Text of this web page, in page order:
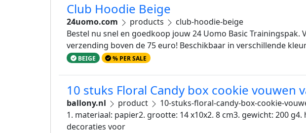
Club Hoodie Beige
24uomo.com products
club-hoodie-beige
Bestel nu snel en goedkoop jouw 24 Uomo Basic
verzending boven de 75 euro! Beschikbaar in verschillende
BEIGE % PER SALE
10 stuks Floral Candy box cookie vouwen
ballony.nl product
10-stuks-floral-candy-box-cookie-
1. materiaal: papier2. grootte: 14 x10x2. 8 cm3. gewicht: 200
decoraties voor